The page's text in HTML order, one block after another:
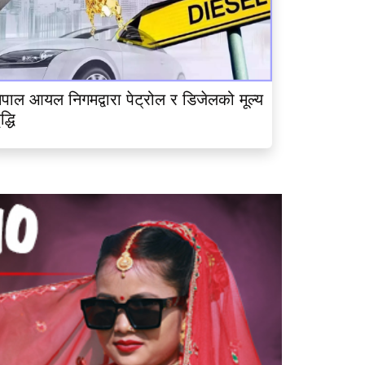
आयल निगमद्वारा पेट्रोल र डिजेलको मूल्य